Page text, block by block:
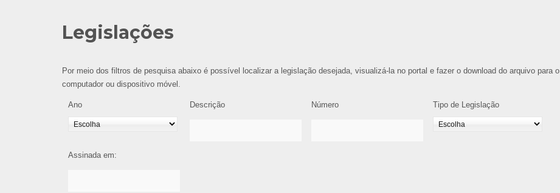
Legislações
Por meio dos filtros de pesquisa abaixo é possível localizar a legislação desejada, visualizá-la no portal e fazer o download do arquivo para
computador ou dispositivo móvel.
Ano Descrição Número Tipo de Legislação
Assinada em: